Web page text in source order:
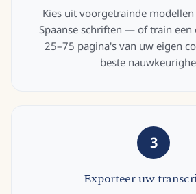
Kies uit voorgetrainde
Spaanse schriften — of train een
25–75 pagina's van uw eigen
beste
3
Exporteer uw